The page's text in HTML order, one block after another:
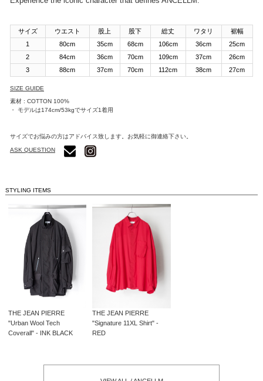
サイズ ウエスト 股上 股下 総丈 ワタリ
裾幅
1
80cm 35cm 68cm 106cm 36cm
25cm
2
84cm 36cm 70cm 109cm 37cm
26cm
3
88cm 37cm 70cm 112cm 38cm 27cm
SIZE GUIDE
素材 : COTTON 100%
・ モデルは174cm/53kgでサイズ1着用
サイズでお悩みの方はアドバイス致します。お気軽に御連絡下さい。
ASK QUESTION
STYLING ITEMS
THE JEAN PIERRE
"Urban Wool Tech
Coverall" - INK BLACK
THE JEAN PIERRE
"Signature 11XL Shirt" -
RED